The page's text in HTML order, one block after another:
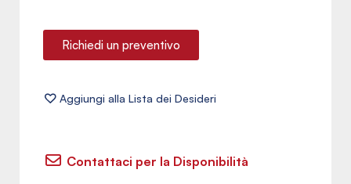
Richiedi un preventivo
Contattaci per la Disponibilità